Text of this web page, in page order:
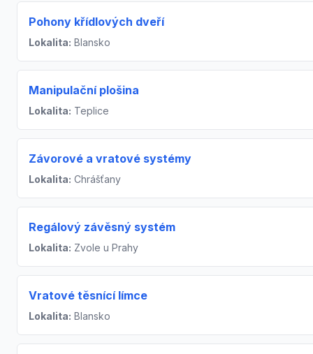
Pohony křídlových dveří
Lokalita: Blansko
Manipulační plošina
Lokalita: Teplice
Závorové a vratové systémy
Lokalita: Chrášťany
Regálový závěsný systém
Lokalita: Zvole u Prahy
Vratové těsnící límce
Lokalita: Blansko